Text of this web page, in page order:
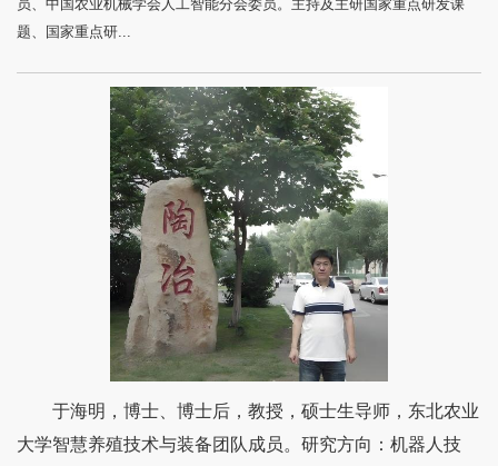
员、中国农业机械学会人工智能分会委员。主持及主研国家重点研发课
题、国家重点研...
于海明，博士、博士后，教授，硕士生导师，东北农业
大学智慧养殖技术与装备团队成员。研究方向：机器人技